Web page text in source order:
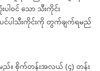
ါဝင် သော သီးကိုင်း
ပါသီးကိုင်းကို တွက်ချက်ရမည်
ည်။ စိုက်တန်းအလယ် (၄) တန်း